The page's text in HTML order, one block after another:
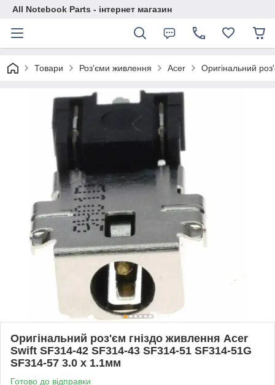
All Notebook Parts - інтернет магазин
Товари Роз'єми живлення Acer Оригінальний
Оригінальний роз'єм гніздо живлення Acer
Swift SF314-42 SF314-43 SF314-51 SF314-51G
SF314-57 3.0 x 1.1мм
Готово до відправки